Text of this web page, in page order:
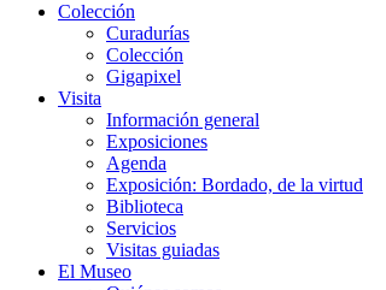
Colección
Curadurías
Colección
Gigapixel
Visita
Información general
Exposiciones
Agenda
Exposición: Bordado, de la virtud
Biblioteca
Servicios
Visitas guiadas
El Museo